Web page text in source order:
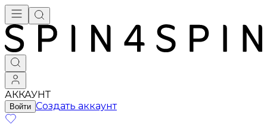
АККАУНТ
Войти Создать аккаунт